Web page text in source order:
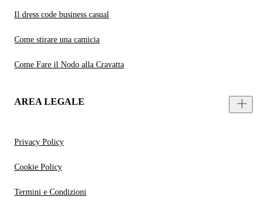
Il dress code business casual
Come stirare una camicia
Come Fare il Nodo alla Cravatta
AREA LEGALE
Privacy Policy
Cookie Policy
Termini e Condizioni